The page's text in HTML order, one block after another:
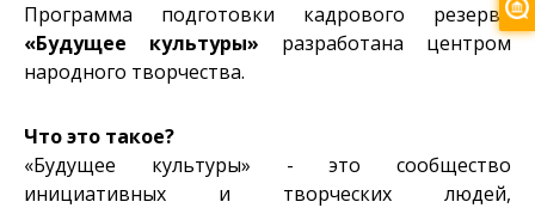
Программа подготовки кадрового резерва
«Будущее культуры» разработана центром
народного творчества.
Что это такое?
«Будущее культуры» - это сообщество
инициативных и творческих людей,